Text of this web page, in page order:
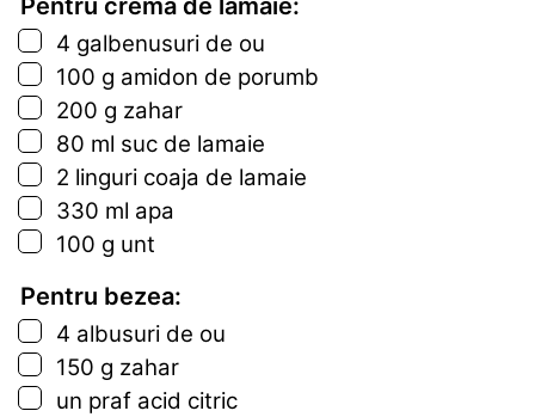
Pentru crema de lamaie:
▢
4 galbenusuri de ou
▢
100 g amidon de porumb
▢
200 g zahar
▢
80 ml suc de lamaie
▢
2 linguri coaja de lamaie
▢
330 ml apa
▢
100 g unt
Pentru bezea:
▢
4 albusuri de ou
▢
150 g zahar
▢
un praf acid citric